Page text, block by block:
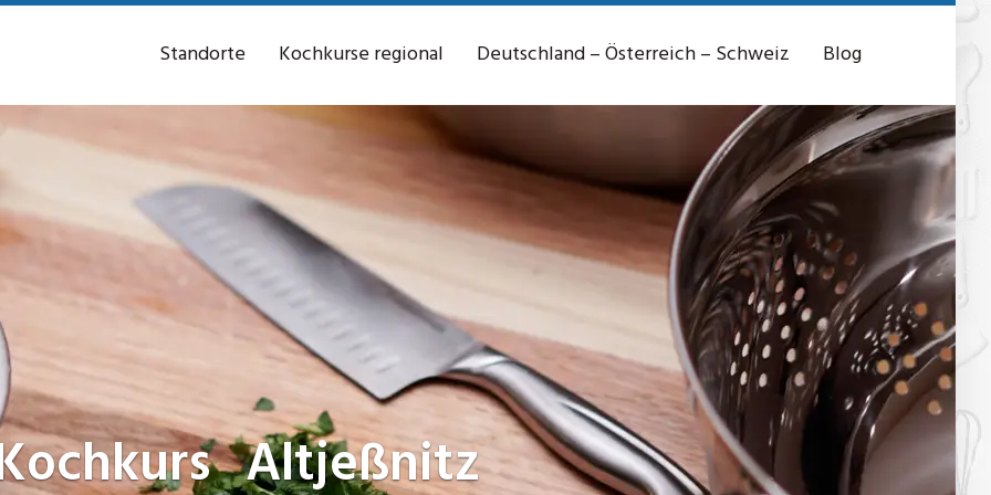
Standorte Kochkurse regional Deutschland – Österreich – Schweiz Blog
Altjeßnitz